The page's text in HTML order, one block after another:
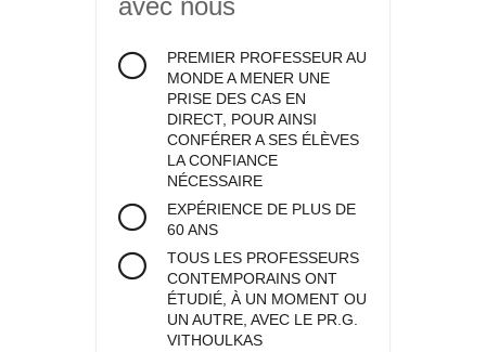
avec nous
PREMIER PROFESSEUR AU
MONDE A MENER UNE
PRISE DES CAS EN
DIRECT, POUR AINSI
CONFÉRER A SES ÉLÈVES
LA CONFIANCE
NÉCESSAIRE
EXPÉRIENCE DE PLUS DE
60 ANS
TOUS LES PROFESSEURS
CONTEMPORAINS ONT
ÉTUDIÉ, À UN MOMENT OU
UN AUTRE, AVEC LE PR.G.
VITHOULKAS